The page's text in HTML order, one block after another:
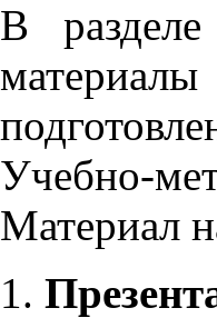
В
Учебно-
Материал